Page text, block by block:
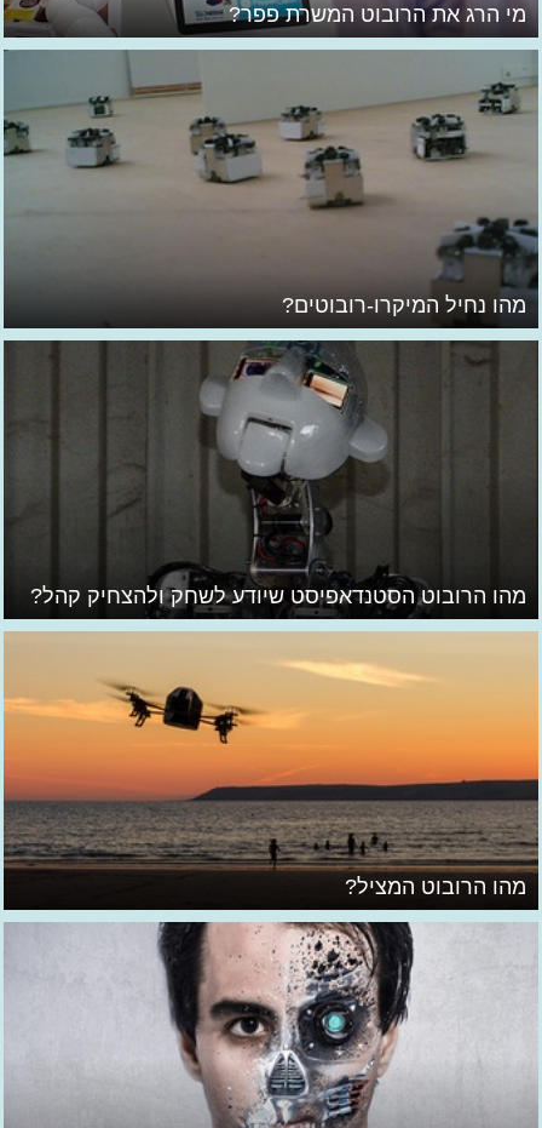
מי הרג את הרובוט המשרת פפר?
מהו נחיל המיקרו-רובוטים?
מהו הרובוט הסטנדאפיסט שיודע לשחק ולהצחיק קהל?
מהו הרובוט המציל?